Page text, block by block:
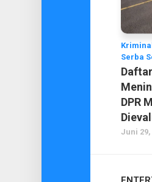
Serba
DPR
Juni 29,